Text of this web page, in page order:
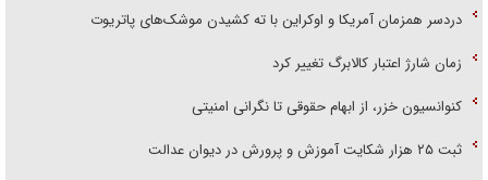
دردسر همزمان آمریکا و اوکراین با ته کشیدن موشک‌های پاتریوت
زمان شارژ اعتبار کالابرگ تغییر کرد
کنوانسیون خزر، از ابهام حقوقی تا نگرانی امنیتی
ثبت ۲۵ هزار شکایت آموزش و پرورش در دیوان عدالت